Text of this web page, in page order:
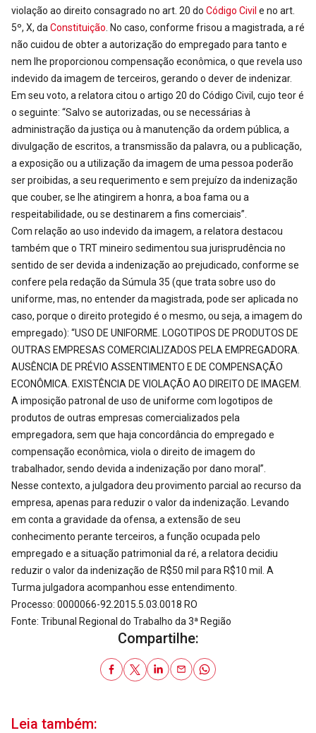
violação ao direito consagrado no art. 20 do Código Civil e no art.
5º, X, da Constituição . No caso, conforme frisou a magistrada, a ré
não cuidou de obter a autorização do empregado para tanto e
nem lhe proporcionou compensação econômica, o que revela uso
indevido da imagem de terceiros, gerando o dever de indenizar.
Em seu voto, a relatora citou o artigo 20 do Código Civil, cujo teor é
o seguinte: “Salvo se autorizadas, ou se necessárias à
administração da justiça ou à manutenção da ordem pública, a
divulgação de escritos, a transmissão da palavra, ou a publicação,
a exposição ou a utilização da imagem de uma pessoa poderão
ser proibidas, a seu requerimento e sem prejuízo da indenização
que couber, se lhe atingirem a honra, a boa fama ou a
respeitabilidade, ou se destinarem a fins comerciais”.
Com relação ao uso indevido da imagem, a relatora destacou
também que o TRT mineiro sedimentou sua jurisprudência no
sentido de ser devida a indenização ao prejudicado, conforme se
confere pela redação da Súmula 35 (que trata sobre uso do
uniforme, mas, no entender da magistrada, pode ser aplicada no
caso, porque o direito protegido é o mesmo, ou seja, a imagem do
empregado): “USO DE UNIFORME. LOGOTIPOS DE PRODUTOS DE
OUTRAS EMPRESAS COMERCIALIZADOS PELA EMPREGADORA.
AUSÊNCIA DE PRÉVIO ASSENTIMENTO E DE COMPENSAÇÃO
ECONÔMICA. EXISTÊNCIA DE VIOLAÇÃO AO DIREITO DE IMAGEM.
A imposição patronal de uso de uniforme com logotipos de
produtos de outras empresas comercializados pela
empregadora, sem que haja concordância do empregado e
compensação econômica, viola o direito de imagem do
trabalhador, sendo devida a indenização por dano moral”.
Nesse contexto, a julgadora deu provimento parcial ao recurso da
empresa, apenas para reduzir o valor da indenização. Levando
em conta a gravidade da ofensa, a extensão de seu
conhecimento perante terceiros, a função ocupada pelo
empregado e a situação patrimonial da ré, a relatora decidiu
reduzir o valor da indenização de R$50 mil para R$10 mil. A
Turma julgadora acompanhou esse entendimento.
Processo: 0000066-92.2015.5.03.0018 RO
Fonte: Tribunal Regional do Trabalho da 3ª Região
Compartilhe:
Leia também: